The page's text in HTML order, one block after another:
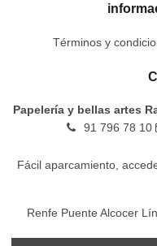
Términos y
Papelería y bellas artes
91 796 78 10
Fácil aparcamiento,
Renfe Puente Alcocer